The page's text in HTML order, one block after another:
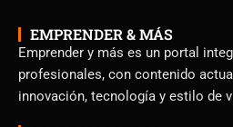
EMPRENDER & MÁS
Emprender y más es un portal
profesionales, con contenido
innovación, tecnología y estilo de